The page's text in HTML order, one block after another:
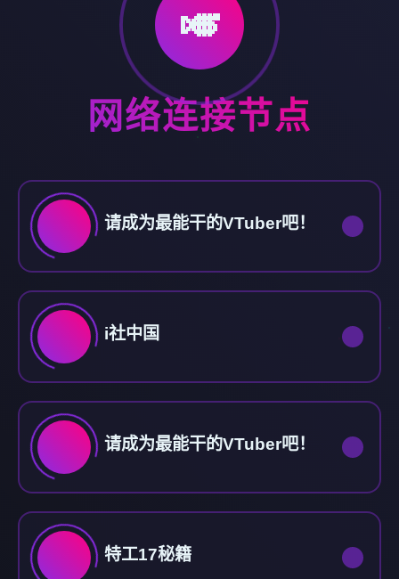
🎺
网络连接节点
请成为最能干的VTuber吧！
i社中国
请成为最能干的VTuber吧！
特工17秘籍